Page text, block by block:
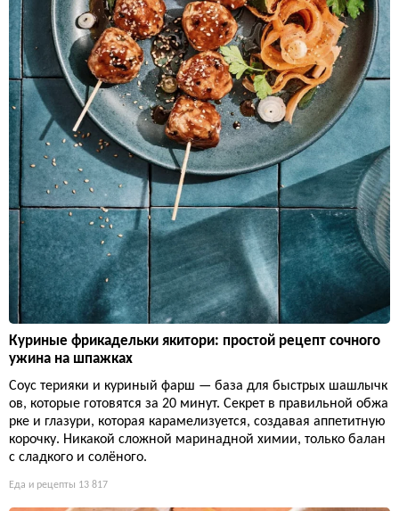
Куриные фрикадельки якитори: простой рецепт сочного
ужина на шпажках
Соус терияки и куриный фарш — база для быстрых шашлычк
ов, которые готовятся за 20 минут. Секрет в правильной обжа
рке и глазури, которая карамелизуется, создавая аппетитную
корочку. Никакой сложной маринадной химии, только балан
с сладкого и солёного.
Еда и рецепты 13 817